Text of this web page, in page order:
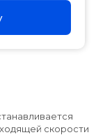
скорости